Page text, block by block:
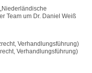
Team um Dr. Daniel Weiß
Verhandlungsführung)
Verhandlungsführung)